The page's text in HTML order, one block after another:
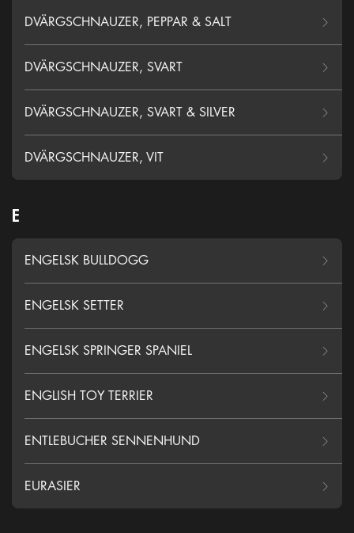
DVÄRGSCHNAUZER, PEPPAR & SALT
DVÄRGSCHNAUZER, SVART
DVÄRGSCHNAUZER, SVART & SILVER
DVÄRGSCHNAUZER, VIT
E
ENGELSK BULLDOGG
ENGELSK SETTER
ENGELSK SPRINGER SPANIEL
ENGLISH TOY TERRIER
ENTLEBUCHER SENNENHUND
EURASIER